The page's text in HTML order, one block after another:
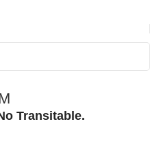
Transitable.